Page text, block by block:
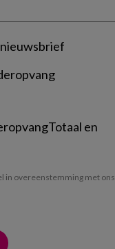
en
in overeenstemming met ons